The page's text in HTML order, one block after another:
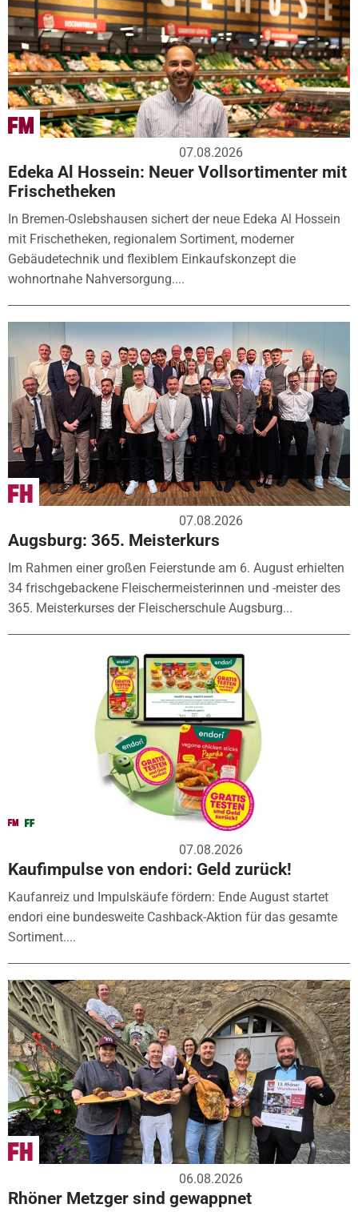
07.08.2026
Edeka Al Hossein: Neuer Vollsortimenter mit
Frischetheken
In Bremen-Oslebshausen sichert der neue Edeka Al Hossein
mit Frischetheken, regionalem Sortiment, moderner
Gebäudetechnik und flexiblem Einkaufskonzept die
wohnortnahe Nahversorgung....
07.08.2026
Augsburg: 365. Meisterkurs
Im Rahmen einer großen Feierstunde am 6. August erhielten
34 frischgebackene Fleischermeisterinnen und -meister des
365. Meisterkurses der Fleischerschule Augsburg...
07.08.2026
Kaufimpulse von endori: Geld zurück!
Kaufanreiz und Impulskäufe fördern: Ende August startet
endori eine bundesweite Cashback-Aktion für das gesamte
Sortiment....
06.08.2026
Rhöner Metzger sind gewappnet